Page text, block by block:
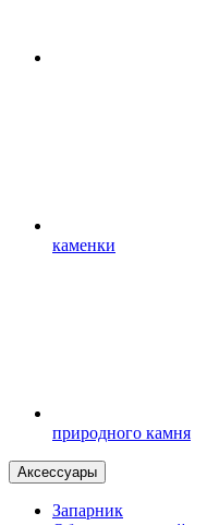
каменки
природного камня
Аксессуары
Запарник